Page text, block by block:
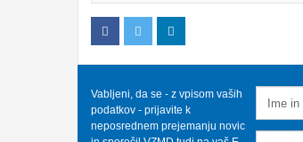
Vabljeni, da se - z vpisom vaših
podatkov - prijavite k
neposrednem prejemanju novic